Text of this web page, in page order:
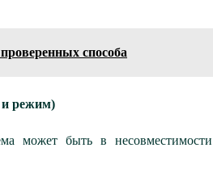
способа
и режим)
может быть в несовместимости